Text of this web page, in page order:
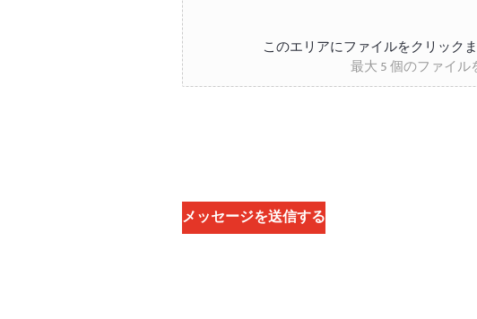
このエリアにファイルをクリック
最大 5 個のファイル
メッセージを送信する